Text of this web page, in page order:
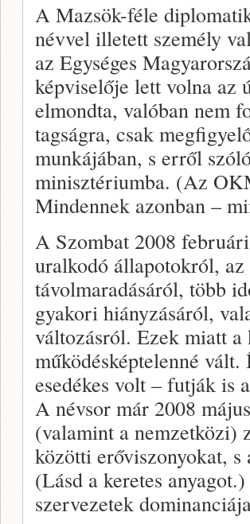
A Mazsök-féle
névvel illetett személy
az Egységes
képviselője lett volna az
elmondta, valóban nem
tagságra, csak
munkájában, s erről
minisztériumba. (Az
Mindennek azonban –
A Szombat 2008
uralkodó állapotokról,
távolmaradásáról, több
gyakori hiányzásáról,
változásról. Ezek miatt
működésképtelenné
esedékes volt – futják is
A névsor már 2008
(valamint a nemzetközi)
közötti erőviszonyokat,
(Lásd a keretes
szervezetek